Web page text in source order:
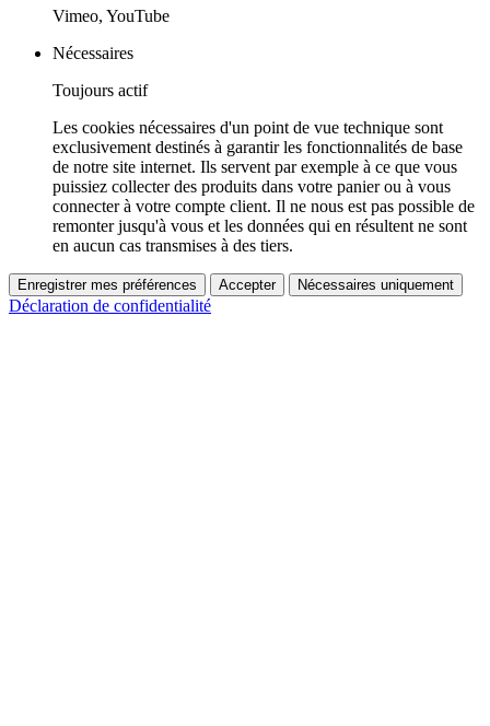
Vimeo, YouTube
Nécessaires
Toujours actif
Les cookies nécessaires d'un point de vue technique sont
exclusivement destinés à garantir les fonctionnalités de base
de notre site internet. Ils servent par exemple à ce que vous
puissiez collecter des produits dans votre panier ou à vous
connecter à votre compte client. Il ne nous est pas possible de
remonter jusqu'à vous et les données qui en résultent ne sont
en aucun cas transmises à des tiers.
Enregistrer mes préférences Accepter Nécessaires uniquement
Déclaration de confidentialité